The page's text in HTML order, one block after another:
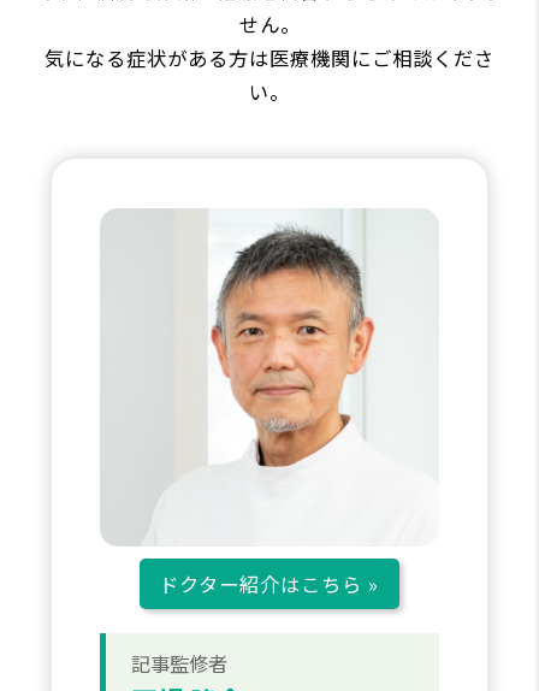
せん。
気になる症状がある方は医療機関にご相談くださ
い。
ドクター紹介はこちら »
記事監修者